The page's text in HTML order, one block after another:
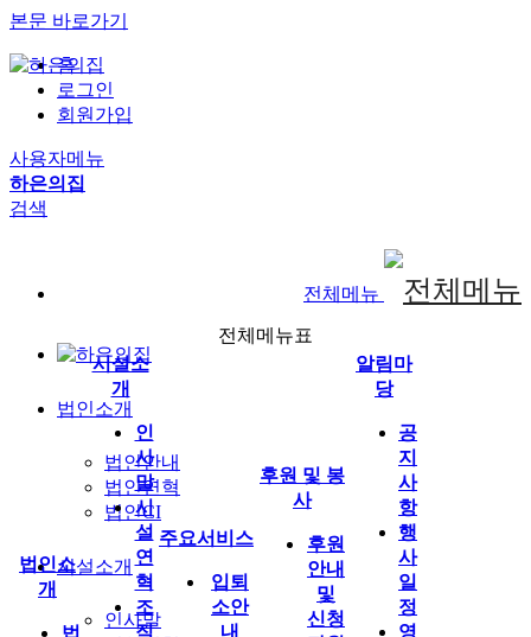
본문 바로가기
홈
로그인
회원가입
사용자메뉴
하은의집
검색
전체메뉴
법인소개
법인안내
법인연혁
법인CI
시설소개
인사말
전체메뉴표
법인소
개
법
시설소
개
인
사
말
시
설
연
혁
조
직
주요서비스
입퇴
소안
내
후원 및 봉
사
후원
안내
및
신청
알림마
당
공
지
사
항
행
사
일
정
영